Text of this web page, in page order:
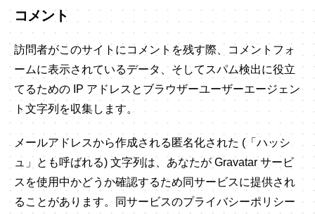
コメント
訪問者がこのサイトにコメントを残す際、コメントフォ
ームに表示されているデータ、そしてスパム検出に役立
てるための IP アドレスとブラウザーユーザーエージェン
ト文字列を収集します。
メールアドレスから作成される匿名化された (「ハッシ
ュ」とも呼ばれる) 文字列は、あなたが Gravatar サービ
スを使用中かどうか確認するため同サービスに提供され
ることがあります。同サービスのプライバシーポリシー